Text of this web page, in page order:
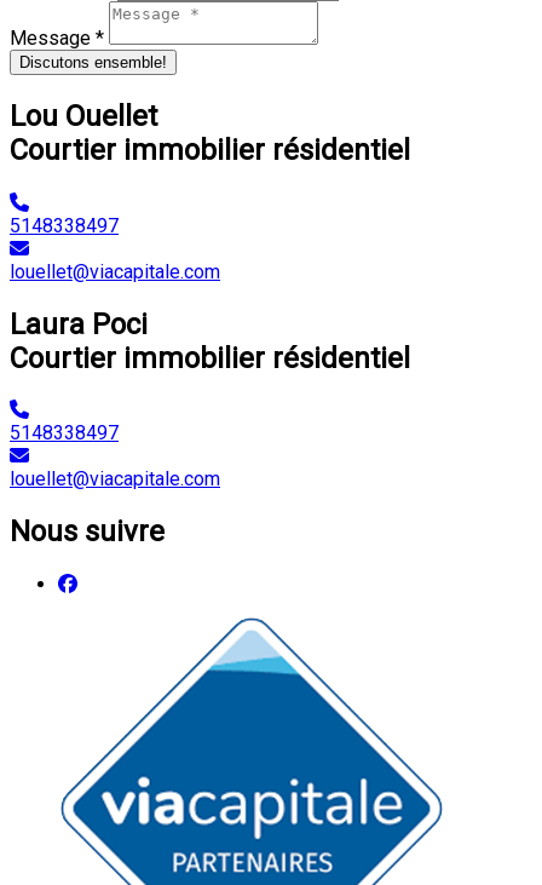
Message *
Discutons ensemble!
Lou Ouellet
Courtier immobilier résidentiel
5148338497
louellet@viacapitale.com
Laura Poci
Courtier immobilier résidentiel
5148338497
louellet@viacapitale.com
Nous suivre